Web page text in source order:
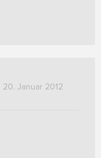
20. Januar 2012